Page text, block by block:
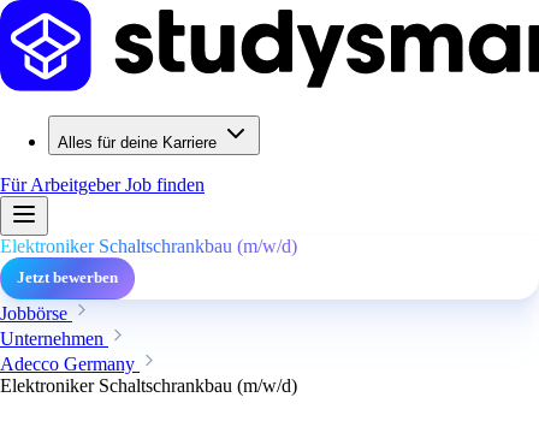
Alles für deine Karriere
Für ArbeitgeberJob finden
Elektroniker Schaltschrankbau (m/w/d)
Jetzt bewerben
Jobbörse
Unternehmen
Adecco Germany
Elektroniker Schaltschrankbau (m/w/d)